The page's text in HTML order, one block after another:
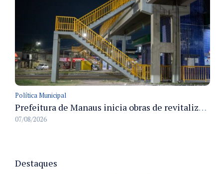
Política Municipal
Prefeitura de Manaus inicia obras de revitalização na passarela Max Teixeira para ampliar segurança e mobilidade urbana
07/08/2026
Destaques